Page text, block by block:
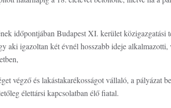
Budapest XI. kerület közigazgatási
aki igazoltan két évnél hosszabb ideje alkalmazotti,
és lakástakarékosságot vállaló, a pályázat
élettársi kapcsolatban élő fiatal.